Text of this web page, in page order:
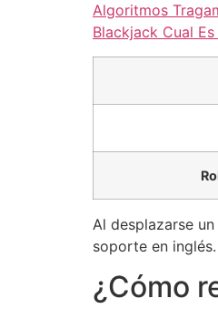
Algoritmos
Blackjack Cual
Al desplazarse
soporte en inglés.
¿Cómo